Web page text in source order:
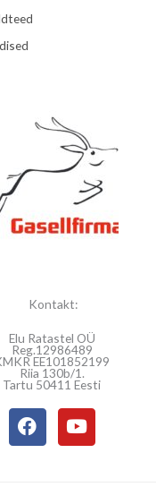
Kontakt:
Elu Ratastel OÜ
Reg.12986489
EE101852199
Riia 130b/1.
Tartu 50411 Eesti
F
a
Y
o